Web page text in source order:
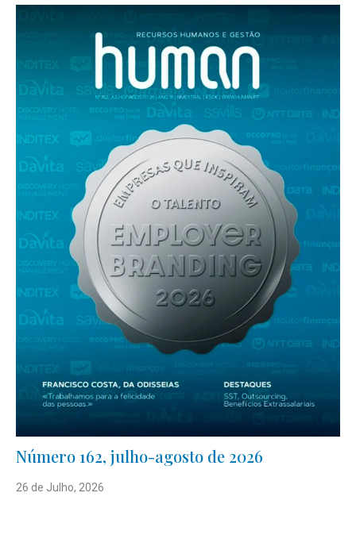
Número 162, julho-agosto de 2026
26 de Julho, 2026